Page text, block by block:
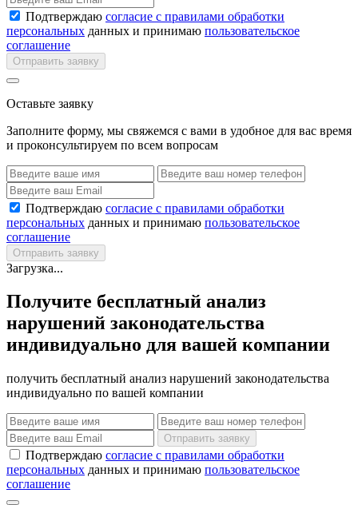
Подтверждаю согласие с правилами обработки
персональных данных и принимаю пользовательское
соглашение
Отправить заявку
Оставьте заявку
Заполните форму, мы свяжемся с вами в удобное для вас время
и проконсультируем по всем вопросам
Подтверждаю согласие с правилами обработки
персональных данных и принимаю пользовательское
соглашение
Отправить заявку
Загрузка...
Получите бесплатный анализ
нарушений законодательства
индивидуально для вашей компании
получить бесплатный анализ нарушений законодательства
индивидуально по вашей компании
Отправить заявку
Подтверждаю согласие с правилами обработки
персональных данных и принимаю пользовательское
соглашение